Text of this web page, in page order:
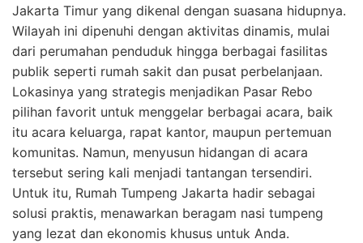
Jakarta Timur yang dikenal dengan suasana hidupnya.
Wilayah ini dipenuhi dengan aktivitas dinamis, mulai
dari perumahan penduduk hingga berbagai fasilitas
publik seperti rumah sakit dan pusat perbelanjaan.
Lokasinya yang strategis menjadikan Pasar Rebo
pilihan favorit untuk menggelar berbagai acara, baik
itu acara keluarga, rapat kantor, maupun pertemuan
komunitas. Namun, menyusun hidangan di acara
tersebut sering kali menjadi tantangan tersendiri.
Untuk itu, Rumah Tumpeng Jakarta hadir sebagai
solusi praktis, menawarkan beragam nasi tumpeng
yang lezat dan ekonomis khusus untuk Anda.